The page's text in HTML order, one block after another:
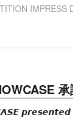
IMPRESS